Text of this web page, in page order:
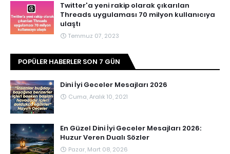
Twitter'a yeni rakip olarak çıkarılan
Threads uygulaması 70 milyon kullanıcıya
ulaştı
Temmuz 07, 2023
POPÜLER HABERLER SON 7 GÜN
Dini İyi Geceler Mesajları 2026
Cuma, Aralık 10, 2021
En Güzel Dini İyi Geceler Mesajları 2026:
Huzur Veren Dualı Sözler
Pazar, Mart 08, 2026